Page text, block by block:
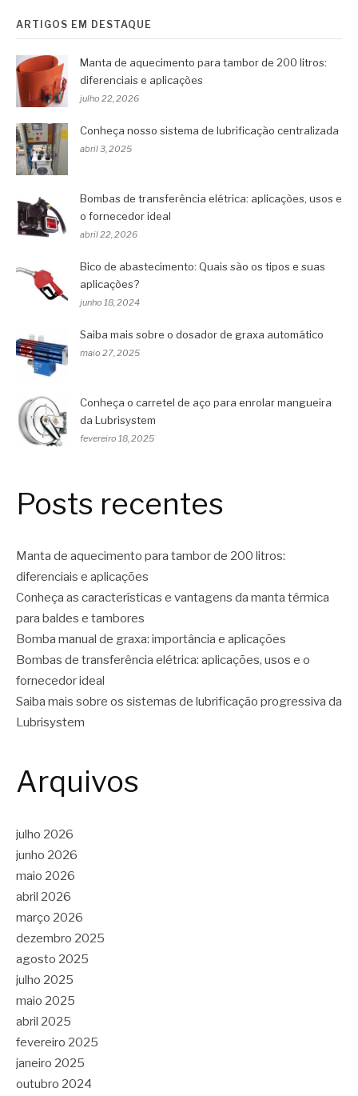
ARTIGOS EM DESTAQUE
Manta de aquecimento para tambor de 200 litros:
diferenciais e aplicações
julho 22, 2026
Conheça nosso sistema de lubrificação centralizada
abril 3, 2025
Bombas de transferência elétrica: aplicações, usos e
o fornecedor ideal
abril 22, 2026
Bico de abastecimento: Quais são os tipos e suas
aplicações?
junho 18, 2024
Saiba mais sobre o dosador de graxa automático
maio 27, 2025
Conheça o carretel de aço para enrolar mangueira
da Lubrisystem
fevereiro 18, 2025
Posts recentes
Manta de aquecimento para tambor de 200 litros:
diferenciais e aplicações
Conheça as características e vantagens da manta térmica
para baldes e tambores
Bomba manual de graxa: importância e aplicações
Bombas de transferência elétrica: aplicações, usos e o
fornecedor ideal
Saiba mais sobre os sistemas de lubrificação progressiva da
Lubrisystem
Arquivos
julho 2026
junho 2026
maio 2026
abril 2026
março 2026
dezembro 2025
agosto 2025
julho 2025
maio 2025
abril 2025
fevereiro 2025
janeiro 2025
outubro 2024